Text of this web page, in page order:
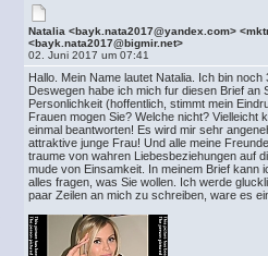
Natalia <bayk.nata2017@yandex.com>
<bayk.nata2017@bigmir.net>
02. Juni 2017 um 07:41
Hallo. Mein Name lautet Natalia. Ich bin
Deswegen habe ich mich fur diesen Brief
Personlichkeit (hoffentlich, stimmt mein
Frauen mogen Sie? Welche nicht? Vielleicht
einmal beantworten! Es wird mir sehr
attraktive junge Frau! Und alle meine
traume von wahren Liebesbeziehungen auf
mude von Einsamkeit. In meinem Brief kann
alles fragen, was Sie wollen. Ich werde
paar Zeilen an mich zu schreiben, ware es